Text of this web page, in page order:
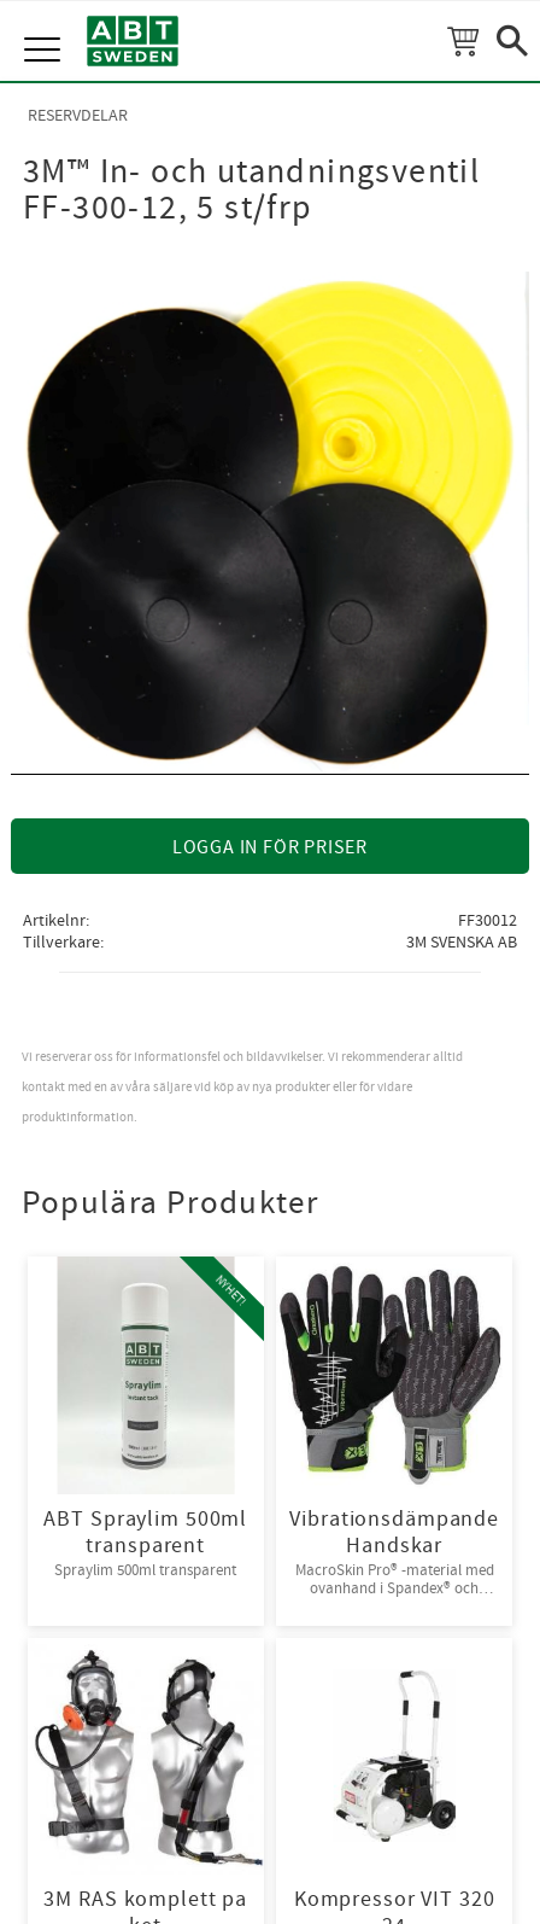
Meny
RESERVDELAR
3M™ In- och utandningsventil
FF-300-12, 5 st/frp
LOGGA IN FÖR PRISER
Artikelnr
FF30012
Tillverkare
3M SVENSKA AB
Vi reserverar oss för informationsfel och bildavvikelser. Vi rekommenderar alltid
kontakt med en av våra säljare vid köp av nya produkter eller för vidare
produktinformation.
Populära Produkter
ABT Spraylim 500ml
transparent
Spraylim 500ml transparent
NYHET!
Vibrationsdämpande
Handskar
MacroSkin Pro® -material med
ovanhand i Spandex® och
3M RAS komplett pa
Kompressor VIT 320